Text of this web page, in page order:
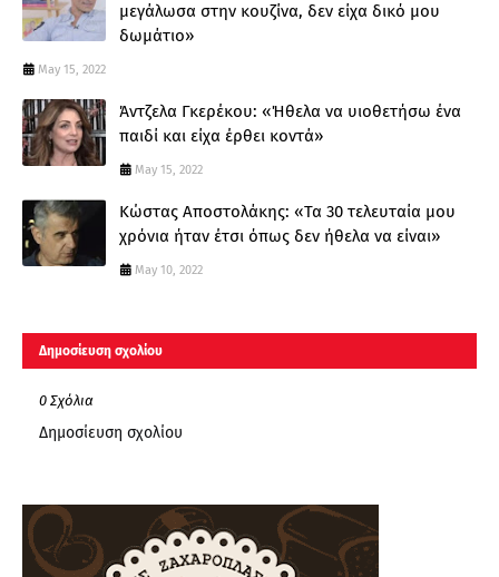
μεγάλωσα στην κουζίνα, δεν είχα δικό μου
δωμάτιο»
May 15, 2022
Άντζελα Γκερέκου: «Ήθελα να υιοθετήσω ένα
παιδί και είχα έρθει κοντά»
May 15, 2022
Κώστας Αποστολάκης: «Τα 30 τελευταία μου
χρόνια ήταν έτσι όπως δεν ήθελα να είναι»
May 10, 2022
Δημοσίευση σχολίου
0 Σχόλια
Δημοσίευση σχολίου